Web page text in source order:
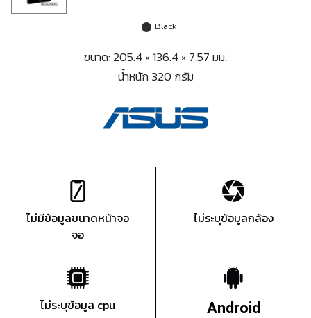
Black
ขนาด: 205.4 × 136.4 × 7.57 มม.
น้ำหนัก 320 กรัม
ไม่มีข้อมูลขนาดหน้าจอ
จอ
ไม่ระบุข้อมูลกล้อง
ไม่ระบุข้อมูล cpu Android